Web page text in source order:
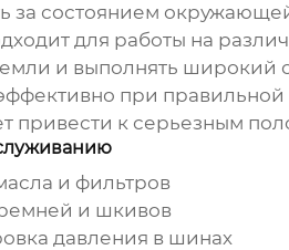
за состоянием
для работы на
и выполнять широкий
при правильной
привести к серьезным
и фильтров
и шкивов
давления в шинах